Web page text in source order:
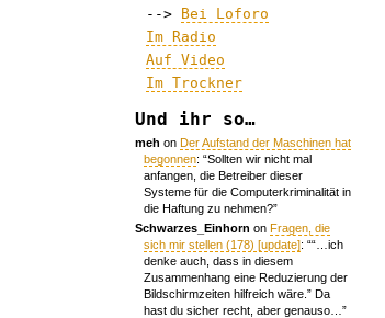
-->
Bei Loforo
Im Radio
Auf Video
Im Trockner
Und ihr so…
meh onDer Aufstand der Maschinen hat
begonnen: “Sollten wir nicht mal
anfangen, die Betreiber dieser
Systeme für die Computerkriminalität in
die Haftung zu nehmen?”
Schwarzes_Einhorn onFragen, die
sich mir stellen (178) [update]: ““…ich
denke auch, dass in diesem
Zusammenhang eine Reduzierung der
Bildschirmzeiten hilfreich wäre.” Da
hast du sicher recht, aber genauso… ”